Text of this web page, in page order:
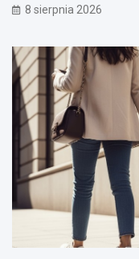
8 sierpnia 2026